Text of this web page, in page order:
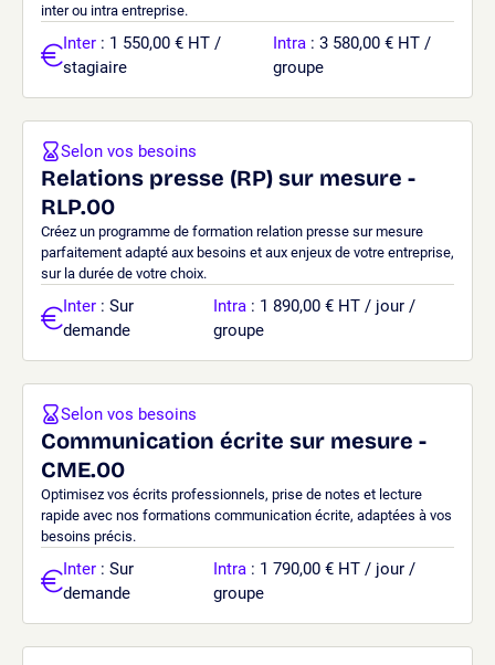
inter ou intra entreprise.
Inter : 1 550,00 € HT /
stagiaire
Intra : 3 580,00 € HT /
groupe
Relations presse (RP) sur mesure -
RLP.00
Créez un programme de formation relation presse sur mesure
parfaitement adapté aux besoins et aux enjeux de votre entreprise,
sur la durée de votre choix.
Selon vos besoins
Inter : Sur
demande
Intra : 1 890,00 € HT / jour /
groupe
Communication écrite sur mesure -
CME.00
Optimisez vos écrits professionnels, prise de notes et lecture
rapide avec nos formations communication écrite, adaptées à vos
besoins précis.
Selon vos besoins
Inter : Sur
demande
Intra : 1 790,00 € HT / jour /
groupe